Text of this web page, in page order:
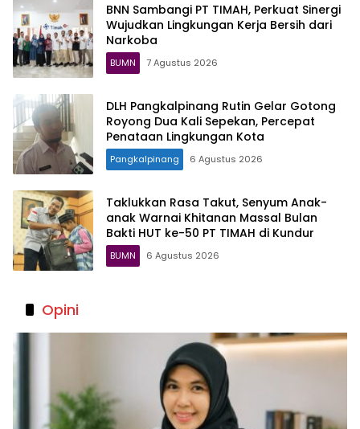
BNN Sambangi PT TIMAH, Perkuat Sinergi
Wujudkan Lingkungan Kerja Bersih dari
Narkoba
BUMN 7 Agustus 2026
DLH Pangkalpinang Rutin Gelar Gotong
Royong Dua Kali Sepekan, Percepat
Penataan Lingkungan Kota
Pangkalpinang 6 Agustus 2026
Taklukkan Rasa Takut, Senyum Anak-
anak Warnai Khitanan Massal Bulan
Bakti HUT ke-50 PT TIMAH di Kundur
BUMN 6 Agustus 2026
Opini